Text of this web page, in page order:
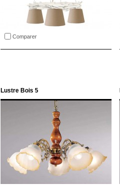
Comparer
Lustre Bois 5